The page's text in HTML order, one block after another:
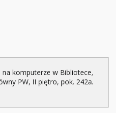
na komputerze w Bibliotece,
PW, II piętro, pok. 242a.